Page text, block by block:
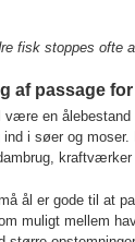
fisk stoppes ofte
af passage for
være en
i søer og
kraftværker
ål er gode til at
muligt mellem